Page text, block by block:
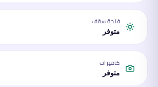
فتحة سقف
متوفر
كاميرات
متوفر